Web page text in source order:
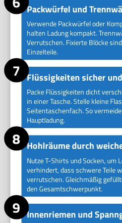
Packwürfel und
Verwende Packwürfel oder
halten Ladung kompakt.
Verrutschen. Fixierte Blöcke
Einzelteile.
Flüssigkeiten sicher
Packe Flüssigkeiten dicht
in einer Tasche. Stelle kleine
Seitentaschenfach. So
Hauptladung.
Hohlräume durch
Nutze T-Shirts und Socken, um
verhindert, dass schwere Teile
verrutschen. Gleichmäßig
den Gesamtschwerpunkt.
Innenriemen und